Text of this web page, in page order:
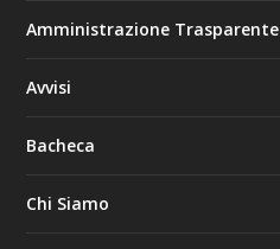
Amministrazione Trasparente
Avvisi
Bacheca
Chi Siamo